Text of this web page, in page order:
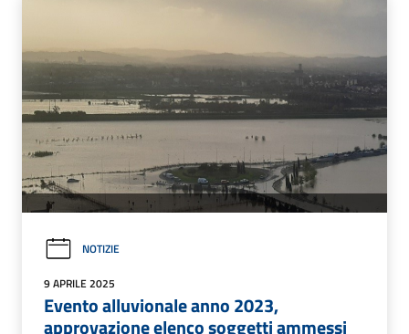
NOTIZIE
9 APRILE 2025
Evento alluvionale anno 2023,
approvazione elenco soggetti ammessi